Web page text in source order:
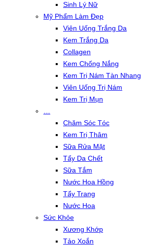
Sinh Lý Nữ
Mỹ Phẩm Làm Đẹp
Viên Uống Trắng Da
Kem Trắng Da
Collagen
Kem Chống Nắng
Kem Trị Nám Tàn Nhang
Viên Uống Trị Nám
Kem Trị Mụn
Chăm Sóc Tóc
Kem Trị Thâm
Sữa Rửa Mặt
Tẩy Da Chết
Sữa Tắm
Nước Hoa Hồng
Tẩy Trang
Nước Hoa
Sức Khỏe
Xương Khớp
Tảo Xoắn